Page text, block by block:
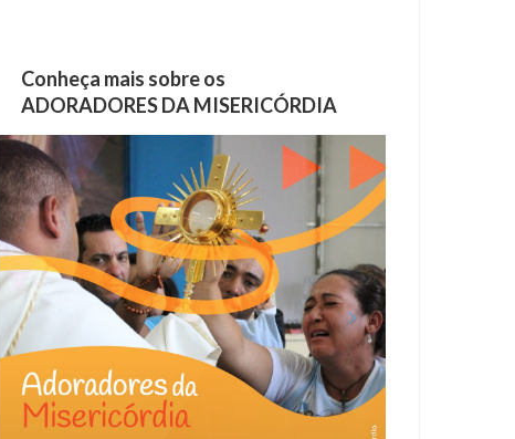
Conheça mais sobre os
ADORADORES DA MISERICÓRDIA